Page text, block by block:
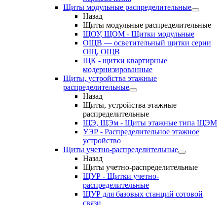
Щиты модульные распределительные
Назад
Щиты модульные распределительные
ЩОУ, ЩОМ - Щитки модульные
ОЩВ — осветительный щитки серии
ОЩ, ОЩВ
ЩК - щитки квартирные
модернизированные
Щиты, устройства этажные
распределительные
Назад
Щиты, устройства этажные
распределительные
ЩЭ, ЩЭм - Щиты этажные типа ЩЭМ
УЭР - Распределительное этажное
устройство
Щиты учетно-распределительные
Назад
Щиты учетно-распределительные
ЩУР - Щитки учетно-
распределительные
ЩУР для базовых станций сотовой
связи